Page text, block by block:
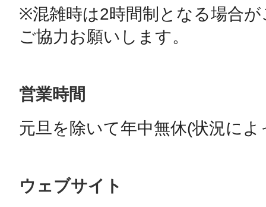
※混雑時は2時間制となる場合
ご協力お願いします。
営業時間
元旦を除いて年中無休(状況に
ウェブサイト